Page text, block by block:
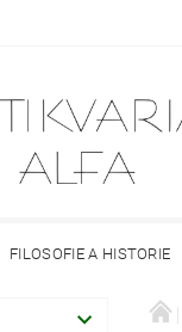
FILOSOFIE A HISTORIE
O NÁKUPU